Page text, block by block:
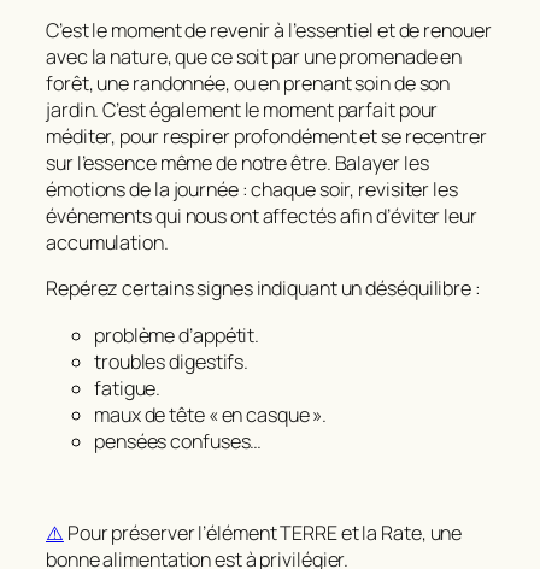
C’est le moment de revenir à l’essentiel et de renouer
avec la nature, que ce soit par une promenade en
forêt, une randonnée, ou en prenant soin de son
jardin. C’est également le moment parfait pour
méditer, pour respirer profondément et se recentrer
sur l’essence même de notre être. Balayer les
émotions de la journée : chaque soir, revisiter les
événements qui nous ont affectés afin d’éviter leur
accumulation.
Repérez certains signes indiquant un déséquilibre :
problème d’appétit.
troubles digestifs.
fatigue.
maux de tête « en casque ».
pensées confuses…
⚠️ Pour préserver l’élément TERRE et la Rate, une
bonne alimentation est à privilégier.